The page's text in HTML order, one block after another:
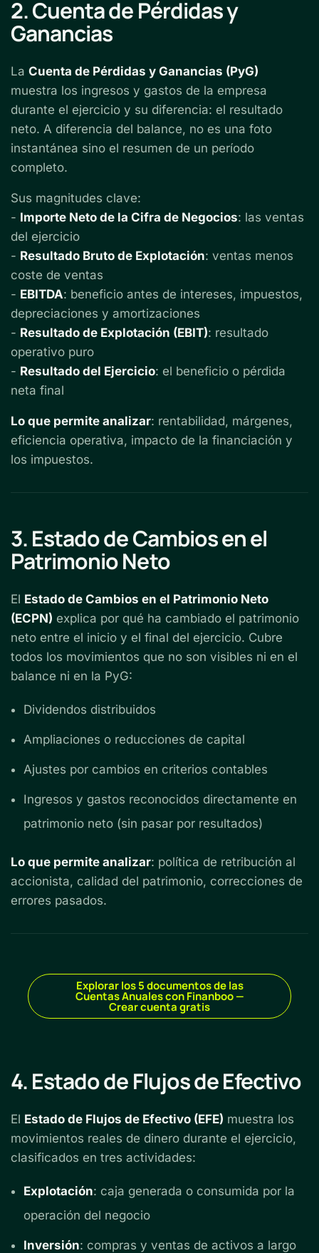
2. Cuenta de Pérdidas y
Ganancias
La Cuenta de Pérdidas y Ganancias (PyG)
muestra los ingresos y gastos de la empresa
durante el ejercicio y su diferencia: el resultado
neto. A diferencia del balance, no es una foto
instantánea sino el resumen de un período
completo.
Sus magnitudes clave:
- Importe Neto de la Cifra de Negocios: las ventas
del ejercicio
- Resultado Bruto de Explotación: ventas menos
coste de ventas
- EBITDA: beneficio antes de intereses, impuestos,
depreciaciones y amortizaciones
- Resultado de Explotación (EBIT): resultado
operativo puro
- Resultado del Ejercicio: el beneficio o pérdida
neta final
Lo que permite analizar: rentabilidad, márgenes,
eficiencia operativa, impacto de la financiación y
los impuestos.
3. Estado de Cambios en el
Patrimonio Neto
El Estado de Cambios en el Patrimonio Neto
(ECPN) explica por qué ha cambiado el patrimonio
neto entre el inicio y el final del ejercicio. Cubre
todos los movimientos que no son visibles ni en el
balance ni en la PyG:
Dividendos distribuidos
Ampliaciones o reducciones de capital
Ajustes por cambios en criterios contables
Ingresos y gastos reconocidos directamente en
patrimonio neto (sin pasar por resultados)
Lo que permite analizar: política de retribución al
accionista, calidad del patrimonio, correcciones de
errores pasados.
Explorar los 5 documentos de las
Cuentas Anuales con Finanboo —
Crear cuenta gratis
4. Estado de Flujos de Efectivo
El Estado de Flujos de Efectivo (EFE) muestra los
movimientos reales de dinero durante el ejercicio,
clasificados en tres actividades:
Explotación: caja generada o consumida por la
operación del negocio
Inversión: compras y ventas de activos a largo